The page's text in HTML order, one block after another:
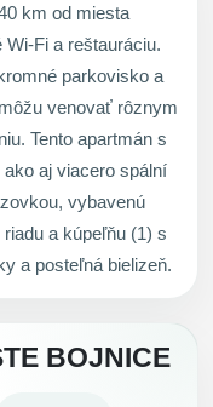
km od miesta
Fi a reštauráciu.
parkovisko a
venovať rôznym
Tento apartmán s
aj viacero spální
vybavenú
a kúpeľňu (1) s
a posteľná bielizeň.
BOJNICE